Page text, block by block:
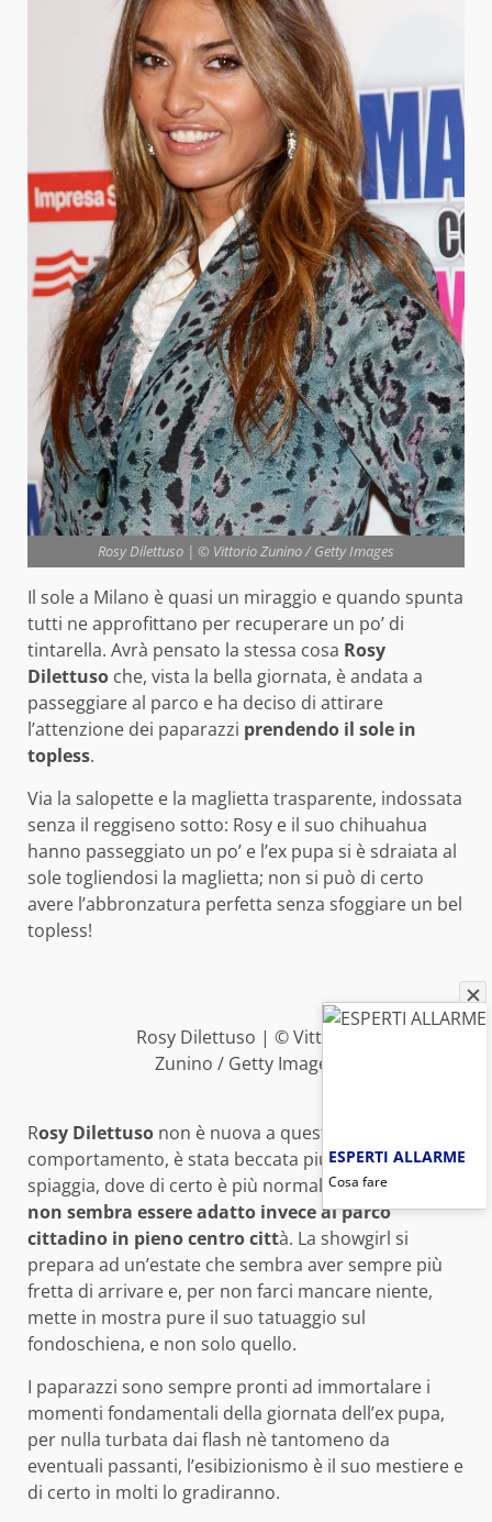
Rosy Dilettuso | © Vittorio Zunino / Getty Images
Il sole a Milano è quasi un miraggio e quando spunta
tutti ne approfittano per recuperare un po’ di
tintarella. Avrà pensato la stessa cosa Rosy
Dilettuso che, vista la bella giornata, è andata a
passeggiare al parco e ha deciso di attirare
l’attenzione dei paparazzi prendendo il sole in
topless.
Via la salopette e la maglietta trasparente, indossata
senza il reggiseno sotto: Rosy e il suo chihuahua
hanno passeggiato un po’ e l’ex pupa si è sdraiata al
sole togliendosi la maglietta; non si può di certo
avere l’abbronzatura perfetta senza sfoggiare un bel
topless!
Rosy Dilettuso | © Vittorio
Zunino / Getty Images
Rosy Dilettuso non è nuova a questo tipo di
comportamento, è stata beccata più volte in
spiaggia, dove di certo è più normale,il déshabillé
non sembra essere adatto invece al parco
cittadino in pieno centro città. La showgirl si
prepara ad un’estate che sembra aver sempre più
fretta di arrivare e, per non farci mancare niente,
mette in mostra pure il suo tatuaggio sul
fondoschiena, e non solo quello.
I paparazzi sono sempre pronti ad immortalare i
momenti fondamentali della giornata dell’ex pupa,
per nulla turbata dai flash nè tantomeno da
eventuali passanti, l’esibizionismo è il suo mestiere e
di certo in molti lo gradiranno.
ESPERTI ALLARME
Cosa fare